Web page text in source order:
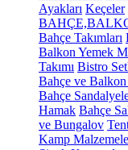
Ayakları Keçeler
Bahçe Takımları
Balkon Yemek
Takımı Bistro
Bahçe ve Balkon
Bahçe
Hamak Bahçe
ve Bungalov
Kamp